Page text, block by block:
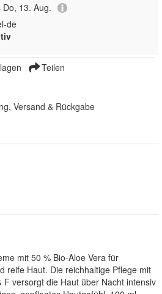
Do, 13. Aug.
de
Teilen
Versand & Rückgabe
mit 50 % Bio-Aloe Vera für
reife Haut. Die reichhaltige Pflege mit
F versorgt die Haut über Nacht intensiv